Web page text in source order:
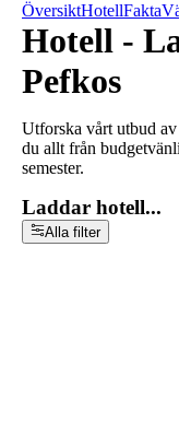
ÖversiktHotellFakta
Hotell -
Pefkos
Utforska vårt utbud
du allt från
semester.
Laddar hotell...
Alla filter